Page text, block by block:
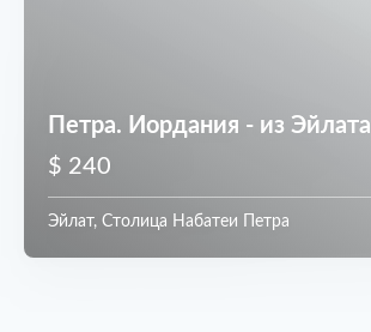
Петра. Иордания - из Эйлата
$ 240
Эйлат, Столица Набатеи Петра